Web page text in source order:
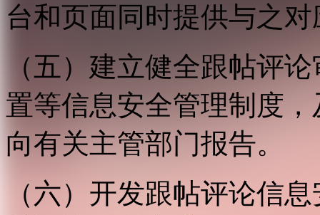
台和页面同时提供与之
（五）建立健全跟帖评
置等信息安全管理制度
向有关主管部门报告。
（六）开发跟帖评论信